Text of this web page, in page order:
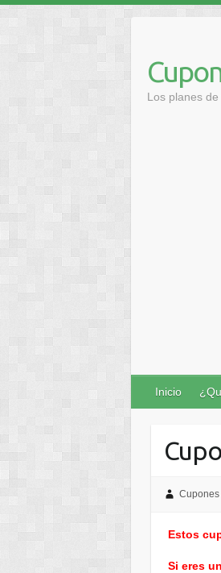
contenido
Los planes
Inicio
Cupones
Estos
Si eres